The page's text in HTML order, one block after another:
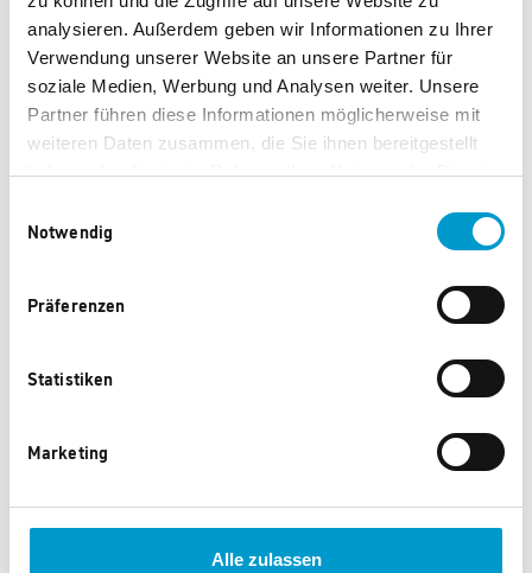
analysieren. Außerdem geben wir Informationen zu Ihrer
Verwendung unserer Website an unsere Partner für
soziale Medien, Werbung und Analysen weiter. Unsere
Partner führen diese Informationen möglicherweise mit
weiteren Daten zusammen, die Sie ihnen bereitgestellt
haben oder die sie im Rahmen Ihrer Nutzung der Dienste
Notwendig
Präferenzen
Statistiken
Marketing
Alle zulassen
Jette Armband Swing Jette Kette Swing